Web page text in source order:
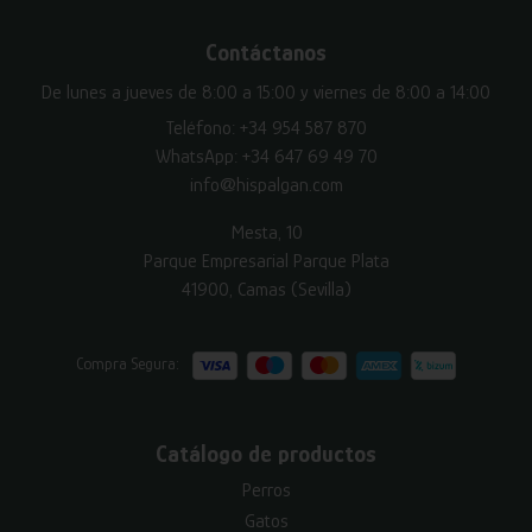
Contáctanos
De lunes a jueves de 8:00 a 15:00 y viernes de 8:00 a 14:00
Teléfono: +34 954 587 870
WhatsApp: +34 647 69 49 70
info@hispalgan.com
Mesta, 10
Parque Empresarial Parque Plata
41900, Camas (Sevilla)
Compra Segura:
Catálogo de productos
Perros
Gatos